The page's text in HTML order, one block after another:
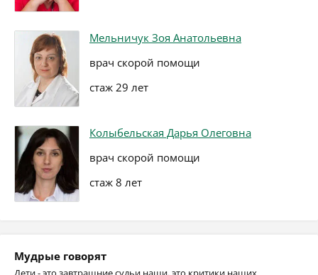
Мельничук Зоя Анатольевна
врач скорой помощи
стаж 29 лет
Колыбельская Дарья Олеговна
врач скорой помощи
стаж 8 лет
Мудрые говорят